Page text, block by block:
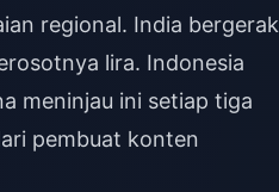
regional. India bergerak
lira. Indonesia
meninjau ini setiap tiga
pembuat konten